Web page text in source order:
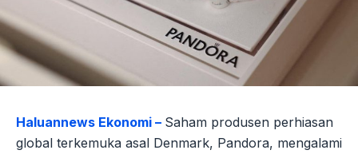
Haluannews Ekonomi – Saham produsen perhiasan
global terkemuka asal Denmark, Pandora, mengalami